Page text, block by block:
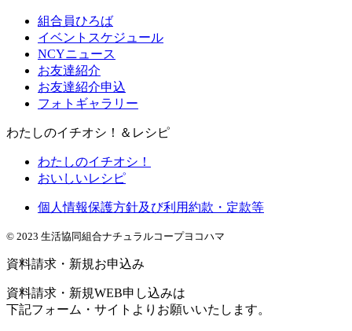
組合員ひろば
イベントスケジュール
NCYニュース
お友達紹介
お友達紹介申込
フォトギャラリー
わたしのイチオシ！＆レシピ
わたしのイチオシ！
おいしいレシピ
個人情報保護方針及び利用約款・定款等
© 2023 生活協同組合ナチュラルコープヨコハマ
資料請求・新規お申込み
資料請求・新規WEB申し込みは
下記フォーム・サイトよりお願いいたします。